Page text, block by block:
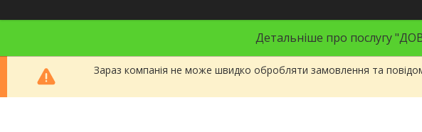
Детальніше про послугу
Зараз компанія не може швидко обробляти замовлення та